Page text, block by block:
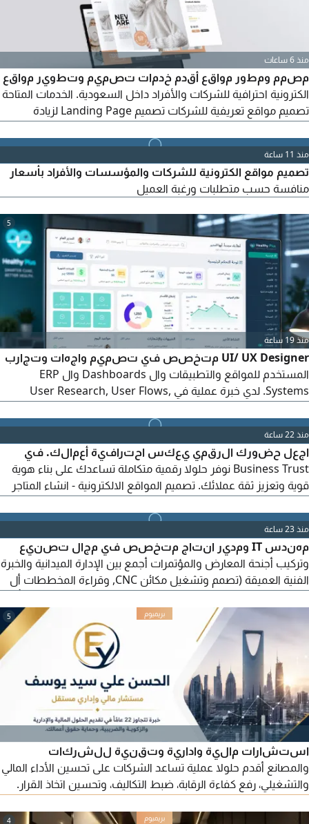
منذ 6 ساعات
مصمم ومطور مواقع أقدم خدمات تصميم وتطوير مواقع
الكترونية احترافية للشركات والأفراد داخل السعودية. الخدمات المتاحة
تصميم مواقع تعريفية للشركات تصميم Landing Page لزيادة
عقارية، طبية، تعليمية وتجارية تطوير واجهات حديثة ومتجاوبة مع
الجوال ربط الموقع بالفورمات، الواتساب، الايميل، ولوحات التحكم
تحسين شكل الموقع وتجربة المستخدم UI / UX اشتغل بتصميم
منذ 11 ساعة
تصميم مواقع الكترونية للشركات والمؤسسات والأفراد بأسعار
منافسة حسب متطلبات ورغبة العميل
5
منذ 19 ساعة
UI/ UX Designer متخصص في تصميم واجهات وتجارب
المستخدم للمواقع والتطبيقات وال Dashboards وال ERP
Systems. لدي خبرة عملية في User Research, User Flows,
باستخدام Figma. لدي مشاريع عملية تشمل Hospital
Management ERP وNBIS. متاح للعمل full time أو Freelance،
On - site أو Remote. Portfolio behance. net/
mohamedelsaeed 22
منذ 22 ساعة
اجعل حضورك الرقمي يعكس احترافية أعمالك. في
Business Trust نوفر حلولا رقمية متكاملة تساعدك على بناء هوية
قوية وتعزيز ثقة عملائك. تصميم المواقع الالكترونية - انشاء المتاجر
منذ 23 ساعة
مهندس IT ومدير انتاج متخصص في مجال تصنيع
وتركيب أجنحة المعارض والمؤتمرات أجمع بين الإدارة الميدانية والخبرة
الفنية العميقة (تصمم وتشغيل مكائن CNC, وقراءة المخططات أل
جودة وأقل نسبة خطأ ابحث حاليا عن فرصة عمل جديدة لتقديم
اضافة حقيقة لشركة طموحة ويسعدني مشاركتكم السيرة الذاتية أو
مناقشة أية فرصة متاحة لديكم
5
استشارات مالية وادارية وتقنية للشركات
والمصانع أقدم حلولا عملية تساعد الشركات على تحسين الأداء المالي
والتشغيلي، رفع كفاءة الرقابة، ضبط التكاليف، وتحسين اتخاذ القرار.
والمؤشرات المالية - اعداد الموازنات والتدفقات النقدية - أنظمة
4